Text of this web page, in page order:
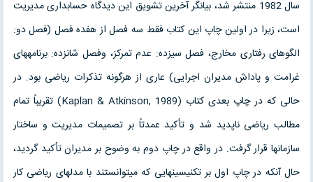
سال 1982 منتشر شد، بیانگر آخرین تشویق این دیدگاه حسابداری مدیریت
است، زیرا در اولین چاپ این کتاب فقط سه فصل از هفده فصل (فصل دو:
الگوهای رفتاری مخارج، فصل سیزده: عدم تمرکز، وفصل شانزده: برنامه‏های
غرامت و پاداش مدیران اجرایی) عاری از هرگونه تذکرات ریاضی بود. در
حالی که در چاپ بعدی کتاب (Kaplan & Atkinson, 1989) تقریباً تمام
مطالب ریاضی ناپدید شد و تأکید عمدتاً بر تصمیمات مدیریت و ساختار
سازمانها قرار گرفت. در واقع در چاپ دوم به وضوح بر مدیران تأکید گردید،
حال آنکه در چاپ اول بر تکنیسینهایی که می‏توانستند با مدلهای ریاضی کار